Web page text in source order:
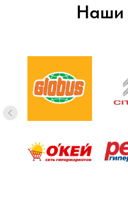
Наши